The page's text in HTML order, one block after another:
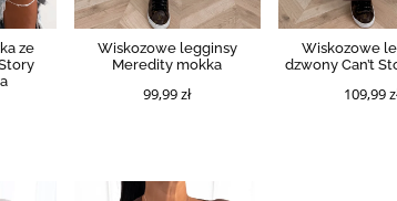
ze
Wiskozowe legginsy
Meredity mokka
99,99 zł
Wiskozowe
dzwony Can’t
109,99